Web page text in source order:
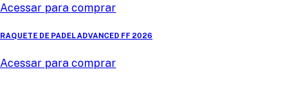
Acessar para comprar
RAQUETE DE PADEL ADVANCED FF 2026
Acessar para comprar